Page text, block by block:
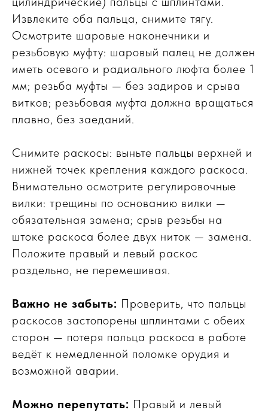
Извлеките оба пальца, снимите тягу.
Осмотрите шаровые наконечники и
резьбовую муфту: шаровый палец не должен
иметь осевого и радиального люфта более 1
мм; резьба муфты — без задиров и срыва
витков; резьбовая муфта должна вращаться
плавно, без заеданий.
Снимите раскосы: выньте пальцы верхней и
нижней точек крепления каждого раскоса.
Внимательно осмотрите регулировочные
вилки: трещины по основанию вилки —
обязательная замена; срыв резьбы на
штоке раскоса более двух ниток — замена.
Положите правый и левый раскос
раздельно, не перемешивая.
Важно не забыть: Проверить, что пальцы
раскосов застопорены шплинтами с обеих
сторон — потеря пальца раскоса в работе
ведёт к немедленной поломке орудия и
возможной аварии.
Можно перепутать: Правый и левый